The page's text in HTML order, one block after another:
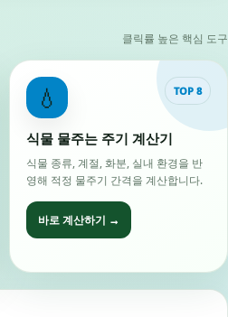
클릭률 높은 핵심 도구
💧 TOP 8
식물 물주는 주기 계산기
식물 종류, 계절, 화분, 실내 환경을 반
영해 적정 물주기 간격을 계산합니다.
바로 계산하기 →